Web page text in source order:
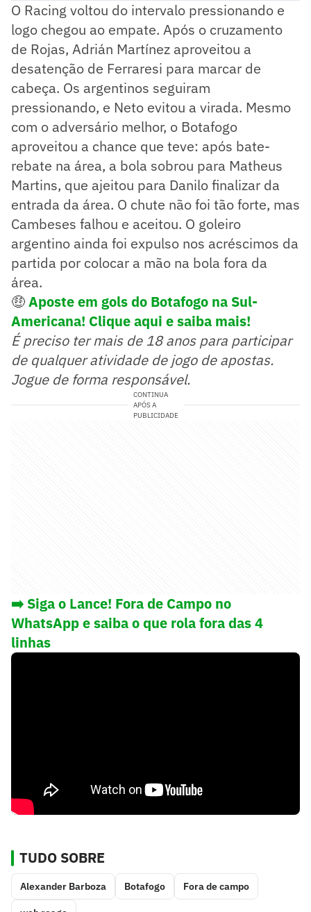
O Racing voltou do intervalo pressionando e
logo chegou ao empate. Após o cruzamento
de Rojas, Adrián Martínez aproveitou a
desatenção de Ferraresi para marcar de
cabeça. Os argentinos seguiram
pressionando, e Neto evitou a virada. Mesmo
com o adversário melhor, o Botafogo
aproveitou a chance que teve: após bate-
rebate na área, a bola sobrou para Matheus
Martins, que ajeitou para Danilo finalizar da
entrada da área. O chute não foi tão forte, mas
Cambeses falhou e aceitou. O goleiro
argentino ainda foi expulso nos acréscimos da
partida por colocar a mão na bola fora da
área.
🤑Aposte em gols do Botafogo na Sul-
Americana! Clique aqui e saiba mais!
É preciso ter mais de 18 anos para participar
de qualquer atividade de jogo de apostas.
Jogue de forma responsável.
CONTINUA
APÓS A
PUBLICIDADE
➡️ Siga o Lance! Fora de Campo no
WhatsApp e saiba o que rola fora das 4
linhas
TUDO SOBRE
Alexander Barboza Botafogo Fora de campo